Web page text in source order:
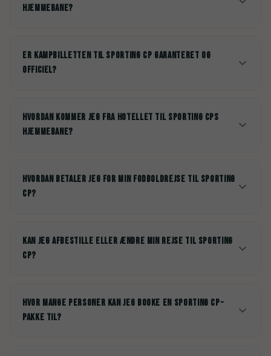
hjemmebane?
Er kampbilletten til Sporting CP garanteret og
officiel?
Hvordan kommer jeg fra hotellet til Sporting CPs
hjemmebane?
Hvordan betaler jeg for min fodboldrejse til Sporting
CP?
Kan jeg afbestille eller ændre min rejse til Sporting
CP?
Hvor mange personer kan jeg booke en Sporting CP-
pakke til?